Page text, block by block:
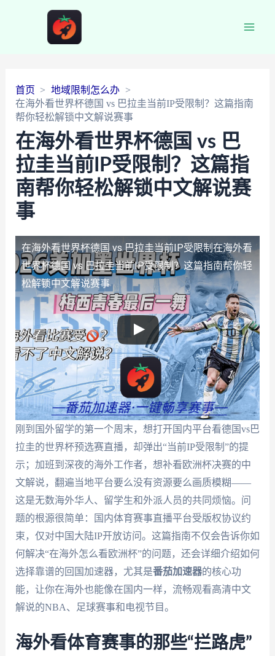
首页
地域限制怎么办
在海外看世界杯德国 vs 巴拉圭当前IP受限制？这篇指南
帮你轻松解锁中文解说赛事
在海外看世界杯德国 vs 巴
拉圭当前IP受限制？这篇指
南帮你轻松解锁中文解说赛
事
在海外看世界杯德国 vs 巴拉圭当前IP受限制在海外看
世界杯德国 vs 巴拉圭当前IP受限制？这篇指南帮你轻
松解锁中文解说赛事
刚到国外留学的第一个周末，想打开国内平台看德国vs巴
拉圭的世界杯预选赛直播，却弹出“当前IP受限制”的提
示；加班到深夜的海外工作者，想补看欧洲杯决赛的中
文解说，翻遍当地平台要么没有资源要么画质模糊——
这是无数海外华人、留学生和外派人员的共同烦恼。问
题的根源很简单：国内体育赛事直播平台受版权协议约
束，仅对中国大陆IP开放访问。这篇指南不仅会告诉你如
何解决“在海外怎么看欧洲杯”的问题，还会详细介绍如何
选择靠谱的回国加速器，尤其是番茄加速器的核心功
能，让你在海外也能像在国内一样，流畅观看高清中文
解说的NBA、足球赛事和电视节目。
海外看体育赛事的那些“拦路虎”